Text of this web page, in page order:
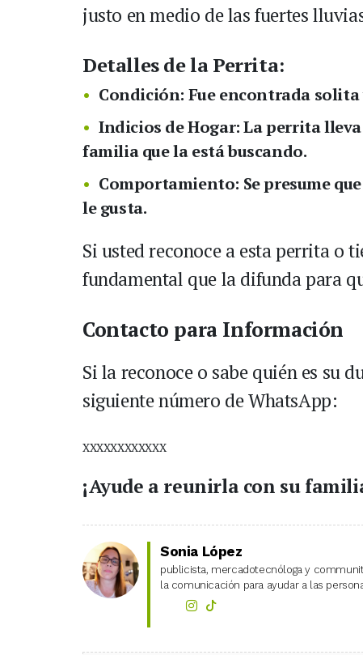
justo en medio de las fuertes
Detalles de la Perrita:
Condición: Fue encontrada solita
Indicios de Hogar:La perrita
familia que la está buscando.
Comportamiento: Se presume
le gusta.
Si usted reconoce a esta perrita o
fundamental que la difunda para
Contacto para Información
Si la reconoce o sabe quién es su
siguiente número de WhatsApp:
XXXXXXXXXXXX
¡Ayude a reunirla con su
Sonia López
publicista, mercadotecnóloga y
la comunicación para ayudar a las